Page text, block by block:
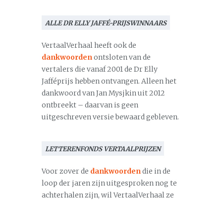
ALLE DR ELLY JAFFÉ-PRIJSWINNAARS
VertaalVerhaal heeft ook de
dankwoordenontsloten van de
vertalers die vanaf 2001 de Dr Elly
Jafféprijs hebben ontvangen. Alleen het
dankwoord van Jan Mysjkin uit 2012
ontbreekt – daarvan is geen
uitgeschreven versie bewaard gebleven.
LETTERENFONDS VERTAALPRIJZEN
Voor zover de dankwoordendie in de
loop der jaren zijn uitgesproken nog te
achterhalen zijn, wil VertaalVerhaal ze